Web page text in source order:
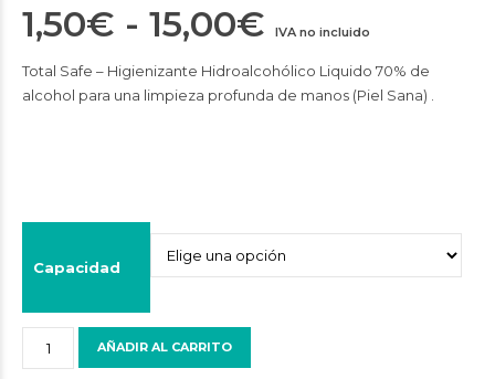
1,50€ - 15,00€ Rango
de
precios:
15,00€
IVA no incluido
Total Safe – Higienizante Hidroalcohólico Liquido 70% de
alcohol para una limpieza profunda de manos (Piel Sana) .
Capacidad
AÑADIR AL CARRITO